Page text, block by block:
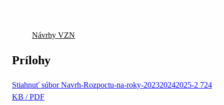
Návrhy VZN
Prílohy
Stiahnuť súborNavrh-Rozpoctu-na-roky-202320242025-2 724
KB / PDF